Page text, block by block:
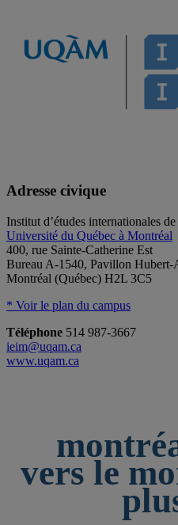
Adresse civique
Institut d’études internationales
Université du Québec à Montréal
400, rue Sainte-Catherine Est
Bureau A-1540, Pavillon Hubert-
Montréal (Québec) H2L 3C5
* Voir le plan du campus
Téléphone 514 987-3667
ieim@uqam.ca
www.uqam.ca
vers le